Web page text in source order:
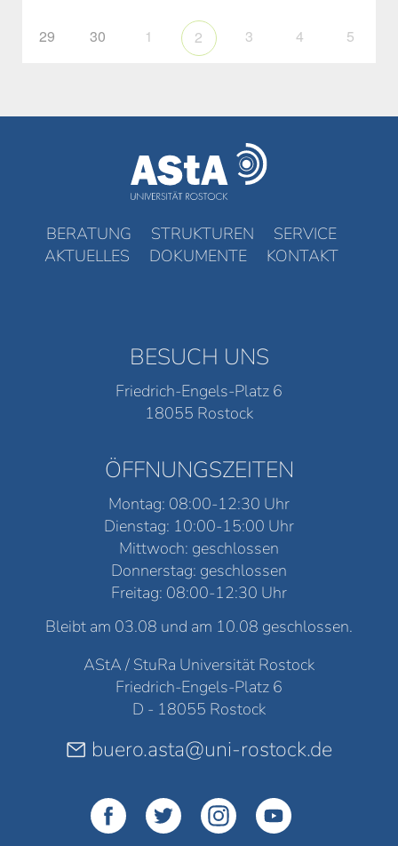
29 30 1 2 3 4 5
BERATUNG STRUKTUREN
SERVICE
AKTUELLES
DOKUMENTE KONTAKT
BESUCH UNS
Friedrich-Engels-Platz 6
18055 Rostock
ÖFFNUNGSZEITEN
Montag: 08:00-12:30 Uhr
Dienstag: 10:00-15:00 Uhr
Mittwoch: geschlossen
Donnerstag: geschlossen
Freitag: 08:00-12:30 Uhr
Bleibt am 03.08 und am 10.08 geschlossen.
AStA / StuRa Universität Rostock
Friedrich-Engels-Platz 6
D - 18055 Rostock
buero.asta@uni-rostock.de